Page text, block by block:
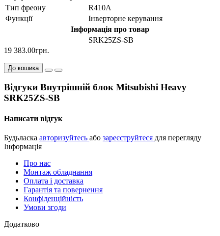
Тип фреону
R410А
Функції
Інверторне керування
Інформація про товар
SRK25ZS-SB
19 383.00грн.
До кошика
Відгуки Внутрішній блок Mitsubishi Heavy
SRK25ZS-SB
Написати відгук
Будьласка авторизуйтесь або зареєструйтеся для перегляду
Інформація
Про нас
Монтаж обладнання
Оплата і доставка
Гарантія та повернення
Конфіденційність
Умови згоди
Додатково